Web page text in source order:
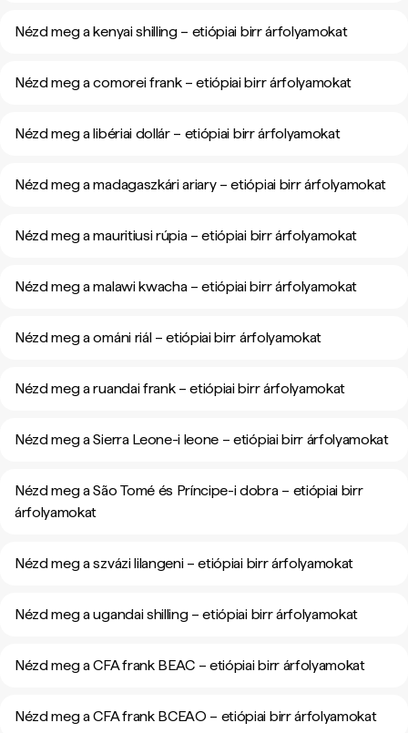
Nézd meg a kenyai shilling – etiópiai birr árfolyamokat
Nézd meg a comorei frank – etiópiai birr árfolyamokat
Nézd meg a libériai dollár – etiópiai birr árfolyamokat
Nézd meg a madagaszkári ariary – etiópiai birr árfolyamokat
Nézd meg a mauritiusi rúpia – etiópiai birr árfolyamokat
Nézd meg a malawi kwacha – etiópiai birr árfolyamokat
Nézd meg a ománi riál – etiópiai birr árfolyamokat
Nézd meg a ruandai frank – etiópiai birr árfolyamokat
Nézd meg a Sierra Leone-i leone – etiópiai birr árfolyamokat
Nézd meg a São Tomé és Príncipe-i dobra – etiópiai birr
árfolyamokat
Nézd meg a szvázi lilangeni – etiópiai birr árfolyamokat
Nézd meg a ugandai shilling – etiópiai birr árfolyamokat
Nézd meg a CFA frank BEAC – etiópiai birr árfolyamokat
Nézd meg a CFA frank BCEAO – etiópiai birr árfolyamokat